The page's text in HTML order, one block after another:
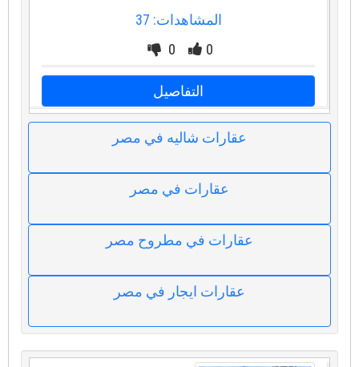
المشاهدات: 37
0
0
التفاصيل
عقارات شاليه في مصر
عقارات في مصر
عقارات في مطروح مصر
عقارات ايجار في مصر